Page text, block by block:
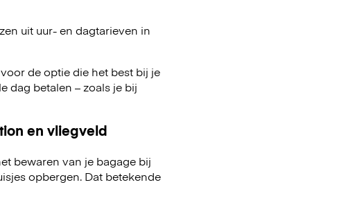
uit uur- en dagtarieven in
de optie die het best bij je
dag betalen – zoals je bij
en vliegveld
bewaren van je bagage bij
opbergen. Dat betekende